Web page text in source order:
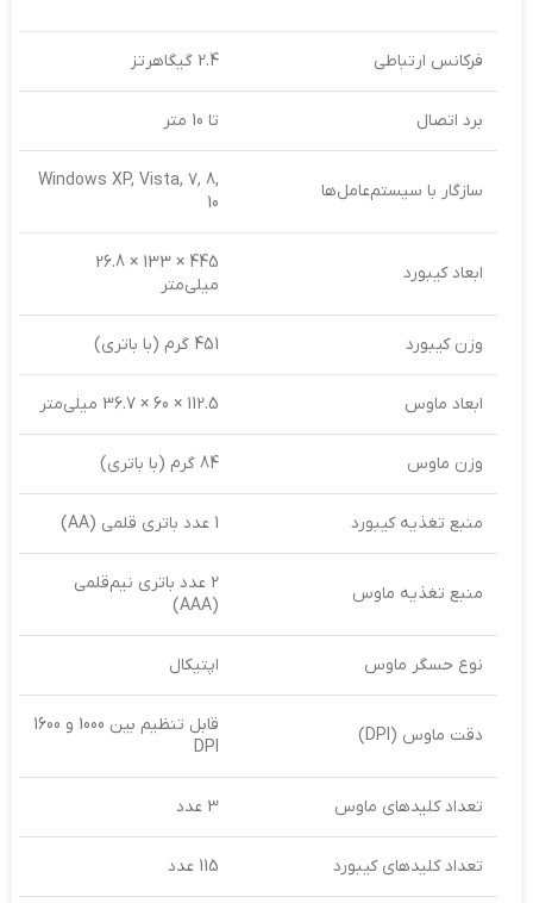
فرکانس ارتباطی 2.4 گیگاهرتز
برد اتصال تا 10 متر
سازگار با سیستم‌عامل‌ها
Windows XP, Vista, 7, 8,
10
ابعاد کیبورد
445 × 133 × 26.8
میلی‌متر
وزن کیبورد 451 گرم (با باتری)
ابعاد ماوس 112.5 × 60 × 36.7 میلی‌متر
وزن ماوس 84 گرم (با باتری)
منبع تغذیه کیبورد 1 عدد باتری قلمی (AA)
منبع تغذیه ماوس
2 عدد باتری نیم‌قلمی
(AAA)
نوع حسگر ماوس اپتیکال
دقت ماوس (DPI)
قابل تنظیم بین 1000 و 1600
DPI
تعداد کلیدهای ماوس 3 عدد
تعداد کلیدهای کیبورد 115 عدد